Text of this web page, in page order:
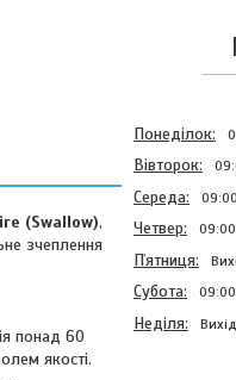
(Swallow),
зчеплення
понад 60
якості.
Понеділок
Вівторок
Середа 09:00
Четвер 09:00
Пʼятниця
Субота 09:00
Неділя